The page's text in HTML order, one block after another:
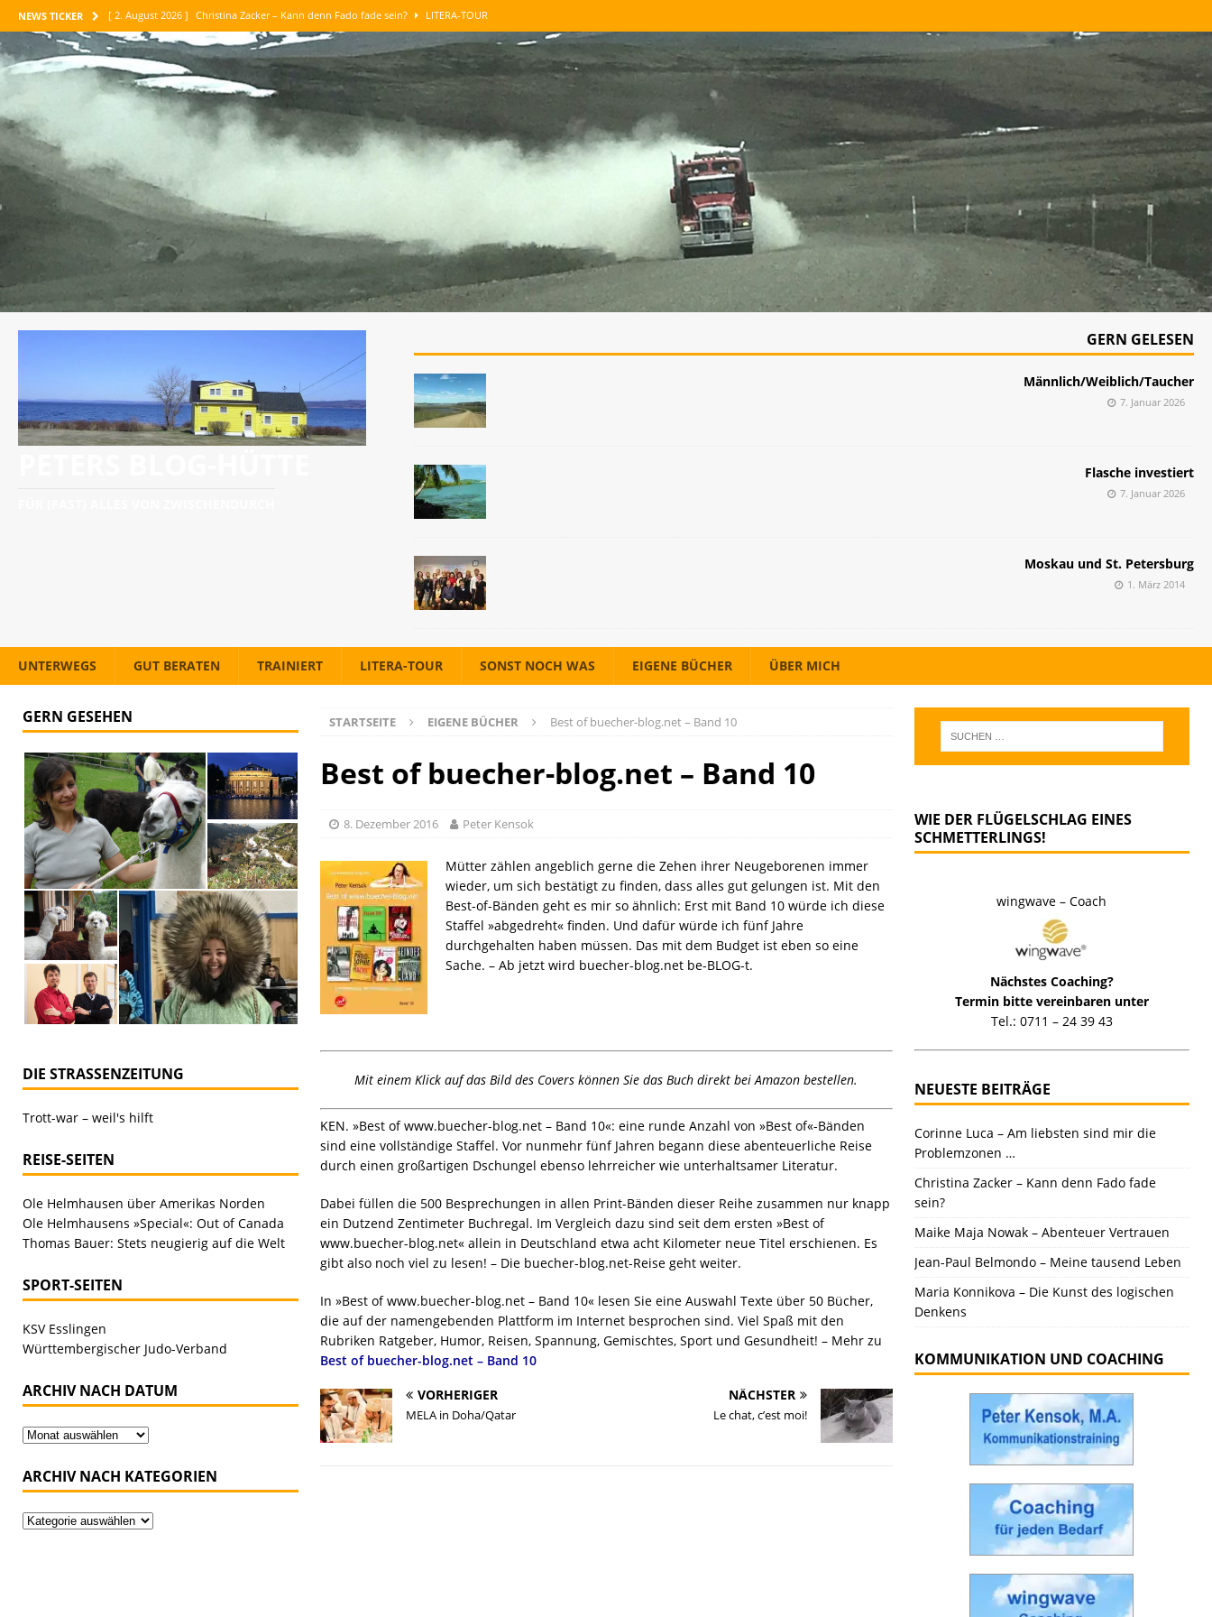
NEWS TICKER [ 2. August 2026 ] Christina Zacker – Kann denn Fado fade sein? LITERA-TOUR
[ 1. August 2026 ] Maike Maja Nowak – Abenteuer Vertrauen GUT BERATEN
[ 30. Juli 2026 ] Jean-Paul Belmondo – Meine tausend Leben LITERA-TOUR
[ 26. Juli 2026 ] Maria Konnikova – Die Kunst des logischen Denkens
[ 6. August 2026 ] Corinne Luca – Am liebsten sind mir die Problemzonen … SONST NOCH WAS
GERN GELESEN
Männlich/Weiblich/Taucher
7. Januar 2026
Flasche investiert
7. Januar 2026
Moskau und St. Petersburg
1. März 2014
UNTERWEGS GUT BERATEN TRAINIERT LITERA-TOUR SONST NOCH WAS EIGENE BÜCHER ÜBER MICH
STARTSEITE EIGENE BÜCHER Best of buecher-blog.net – Band 10
Best of buecher-blog.net – Band 10
8. Dezember 2016 Peter Kensok
Mütter zählen angeblich gerne die Zehen ihrer Neugeborenen immer
wieder, um sich bestätigt zu finden, dass alles gut gelungen ist. Mit den
Best-of-Bänden geht es mir so ähnlich: Erst mit Band 10 würde ich diese
Staffel »abgedreht« finden. Und dafür würde ich fünf Jahre
durchgehalten haben müssen. Das mit dem Budget ist eben so eine
Sache. – Ab jetzt wird buecher-blog.net be-BLOG-t.
Mit einem Klick auf das Bild des Covers können Sie das Buch direkt bei Amazon bestellen.
KEN. »Best of www.buecher-blog.net – Band 10«: eine runde Anzahl von »Best of«-Bänden
sind eine vollständige Staffel. Vor nunmehr fünf Jahren begann diese abenteuerliche Reise
durch einen großartigen Dschungel ebenso lehrreicher wie unterhaltsamer Literatur.
Dabei füllen die 500 Besprechungen in allen Print-Bänden dieser Reihe zusammen nur knapp
ein Dutzend Zentimeter Buchregal. Im Vergleich dazu sind seit dem ersten »Best of
www.buecher-blog.net« allein in Deutschland etwa acht Kilometer neue Titel erschienen. Es
gibt also noch viel zu lesen! – Die buecher-blog.net-Reise geht weiter.
In »Best of www.buecher-blog.net – Band 10« lesen Sie eine Auswahl Texte über 50 Bücher,
die auf der namengebenden Plattform im Internet besprochen sind. Viel Spaß mit den
Rubriken Ratgeber, Humor, Reisen, Spannung, Gemischtes, Sport und Gesundheit! – Mehr zu
Best of buecher-blog.net – Band 10
VORHERIGER
MELA in Doha/Qatar
NÄCHSTER
Le chat, c’est moi!
GERN GESEHEN
DIE STRASSENZEITUNG
Trott-war – weil's hilft
REISE-SEITEN
Ole Helmhausen über Amerikas Norden
Ole Helmhausens »Special«: Out of Canada
Thomas Bauer: Stets neugierig auf die Welt
SPORT-SEITEN
KSV Esslingen
Württembergischer Judo-Verband
ARCHIV NACH DATUM
ARCHIV NACH KATEGORIEN
WIE DER FLÜGELSCHLAG EINES
SCHMETTERLINGS!
wingwave – Coach
Nächstes Coaching?
Termin bitte vereinbaren unter
Tel.: 0711 – 24 39 43
NEUESTE BEITRÄGE
Corinne Luca – Am liebsten sind mir die
Problemzonen …
Christina Zacker – Kann denn Fado fade
sein?
Maike Maja Nowak – Abenteuer Vertrauen
Jean-Paul Belmondo – Meine tausend Leben
Maria Konnikova – Die Kunst des logischen
Denkens
KOMMUNIKATION UND COACHING